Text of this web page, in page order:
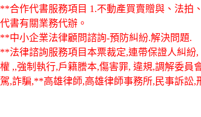
**合作代書服務項目 1.不動產買賣贈與、法拍
代書有關業務代辦。
**中小企業法律顧問諮詢-預防糾紛.解決問題.
**法律諮詢服務項目本票裁定,連帶保證人糾紛
權 ,,強制執行,戶籍謄本,傷害罪, 違規,調解委員
駕,詐騙,**高雄律師,高雄律師事務所,民事訴訟